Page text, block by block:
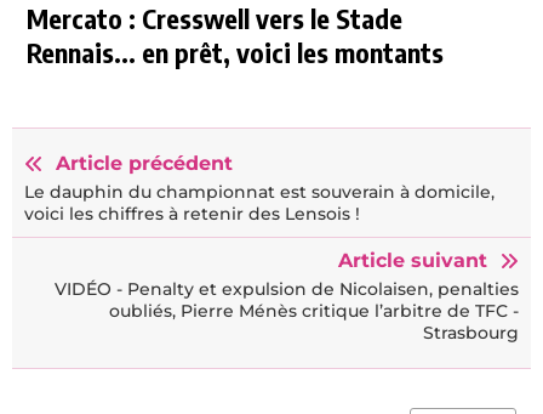
Mercato : Cresswell vers le Stade
Rennais... en prêt, voici les montants
Article précédent
Le dauphin du championnat est souverain à domicile,
voici les chiffres à retenir des Lensois !
Article suivant
VIDÉO - Penalty et expulsion de Nicolaisen, penalties
oubliés, Pierre Ménès critique l’arbitre de TFC -
Strasbourg